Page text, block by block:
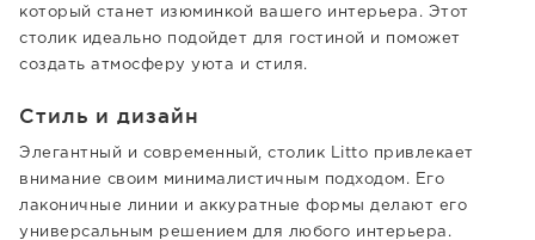
который станет изюминкой вашего интерьера. Этот
столик идеально подойдет для гостиной и поможет
создать атмосферу уюта и стиля.
Стиль и дизайн
Элегантный и современный, столик Litto привлекает
внимание своим минималистичным подходом. Его
лаконичные линии и аккуратные формы делают его
универсальным решением для любого интерьера.